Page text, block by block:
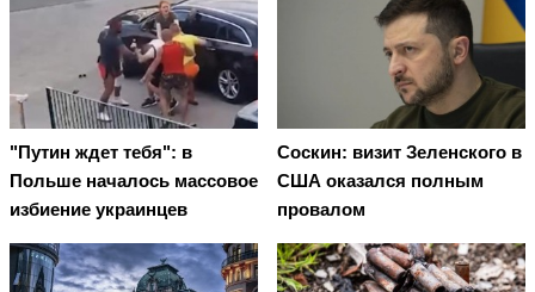
"Путин ждет тебя": в
Польше началось массовое
избиение украинцев
Соскин: визит Зеленского в
США оказался полным
провалом